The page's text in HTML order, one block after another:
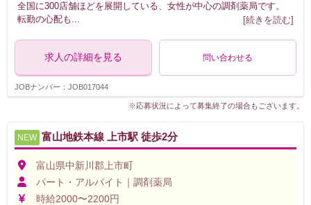
全国に300店舗ほどを展開している、女性が中心の調剤薬局です。
転勤の心配も ... [続きを読む]
求人の詳細を見る 問い合わせる
JOBナンバー：JOB017044
※応募状況によって募集終了の場合もございます。
NEW 富山地鉄本線 上市駅 徒歩2分
富山県中新川郡上市町
パート・アルバイト｜調剤薬局
時給2000〜2200円